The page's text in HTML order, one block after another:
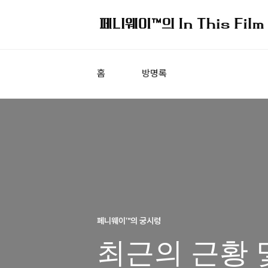
홈 방명록
페니웨이™의 궁시렁
최근의 근황